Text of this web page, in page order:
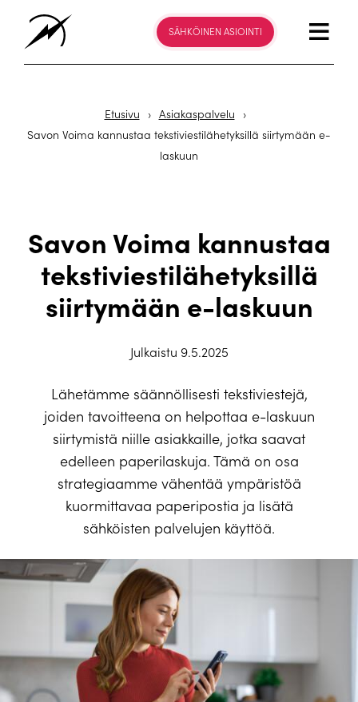
SÄHKÖINEN ASIOINTI
Etusivu › Asiakaspalvelu
›
Savon Voima kannustaa tekstiviestilähetyksillä siirtymään e-
laskuun
Savon Voima kannustaa
tekstiviestilähetyksillä
siirtymään e-laskuun
Julkaistu 9.5.2025
Lähetämme säännöllisesti tekstiviestejä,
joiden tavoitteena on helpottaa e-laskuun
siirtymistä niille asiakkaille, jotka saavat
edelleen paperilaskuja. Tämä on osa
strategiaamme vähentää ympäristöä
kuormittavaa paperipostia ja lisätä
sähköisten palvelujen käyttöä.